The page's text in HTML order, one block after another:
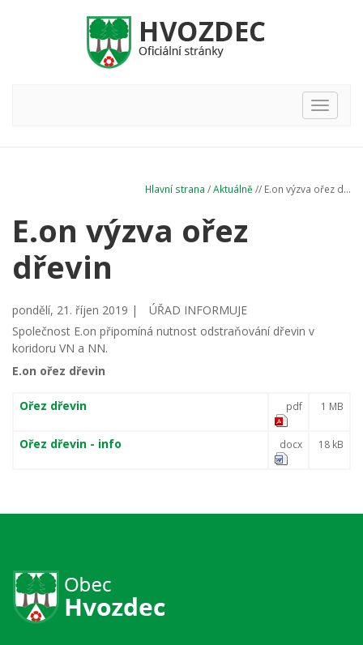
Hlavní
nabídka
Hlavní strana /Aktuálně // E.on výzva ořez d...
E.on výzva ořez
dřevin
pondělí, 21. říjen 2019 |
ÚŘAD INFORMUJE
Společnost E.on připomíná nutnost odstraňování dřevin v
koridoru VN a NN.
E.on ořez dřevin
Ořez dřevin pdf 1 MB
Ořez dřevin - info docx 18 kB